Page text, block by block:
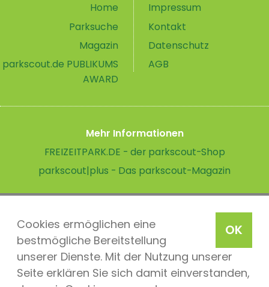
OK
Cookies ermöglichen eine
bestmögliche Bereitstellung
unserer Dienste. Mit der Nutzung unserer
Seite erklären Sie sich damit einverstanden,
Home
Parksuche
Magazin
parkscout.de PUBLIKUMS
AWARD
Impressum
Kontakt
Datenschutz
AGB
Mehr Informationen
FREIZEITPARK.DE - der parkscout-Shop
parkscout|plus - Das parkscout-Magazin